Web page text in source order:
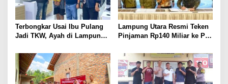
Terbongkar Usai Ibu Pulang
Jadi TKW, Ayah di Lampung
Kandung Selama Empat
Tahun, Nyaris Diamuk Massa
Lampung Utara Resmi Teken
Pinjaman Rp140 Miliar ke PT
Jalan